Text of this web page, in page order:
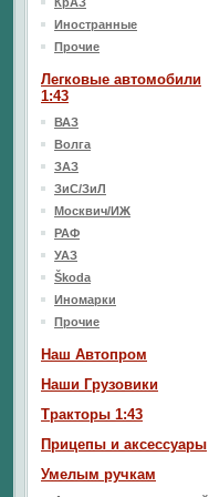
Иностранные
Прочие
Легковые автомобили
1:43
ВАЗ
Волга
ЗАЗ
ЗиС/ЗиЛ
Москвич/ИЖ
РАФ
УАЗ
Škoda
Иномарки
Прочие
Наш Aвтопром
Наши Грузовики
Тракторы 1:43
Прицепы и аксессуары
Умелым ручкам